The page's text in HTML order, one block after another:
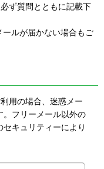
ず質問とともに記載下
ルが届かない場合もご
用の場合、迷惑メー
。フリーメール以外の
キュリティーにより